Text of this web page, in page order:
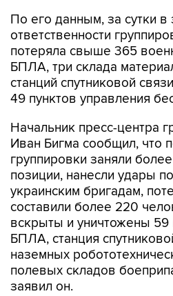
По его данным, за сутки в
ответственности
потеряла свыше 365
БПЛА, три склада
станций спутниковой
49 пунктов управления
Начальник пресс-центра
Иван Бигма сообщил, что
группировки заняли
позиции, нанесли удары
украинским бригадам,
составили более 220
вскрыты и уничтожены 59
БПЛА, станция
наземных
полевых складов
заявил он.